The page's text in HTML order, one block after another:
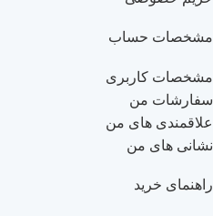
مشخصات حساب
مشخصات کاربری
سفارشات من
علاقمندی های من
نشانی های من
راهنمای خرید